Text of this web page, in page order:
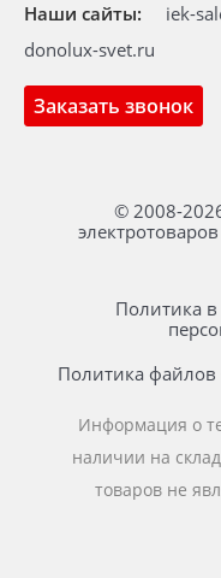
Заказать звонок
Наши сайты: iek-
donolux-svet.ru
© 2008-
Политика
Политика файлов
Информация о
наличии на
товаров не